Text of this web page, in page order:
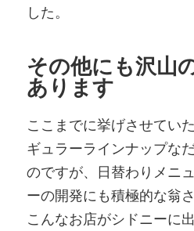
した。
その他にも沢山
あります
ここまでに挙げさせてい
ギュラーラインナップな
のですが、日替わりメニ
ーの開発にも積極的な翁
こんなお店がシドニーに